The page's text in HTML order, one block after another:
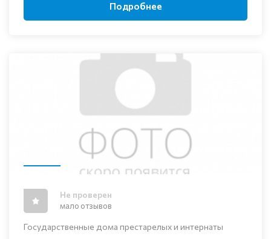
Подробнее
Государственные дома престарелых и интернаты
Не проверен
мало отзывов